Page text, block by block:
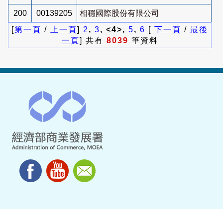
200 00139205
相穩國際股份有限公司
[第一頁 / 上一頁] 2 , 3, <4>, 5, 6 [ 下一頁 / 最後
一頁] 共有 8039 筆資料